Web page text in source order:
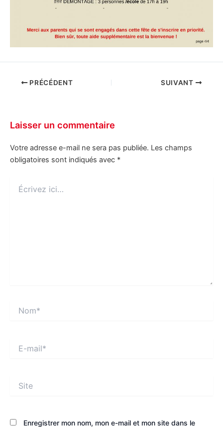
PRÉCÉDENT SUIVANT
Laisser un commentaire
Votre adresse e-mail ne sera pas publiée. Les champs
obligatoires sont indiqués avec *
ici…
mail*
Enregistrer mon nom, mon e-mail et mon site dans le